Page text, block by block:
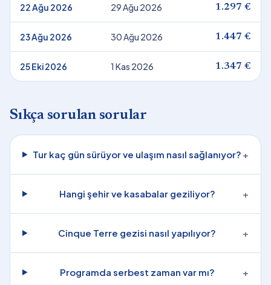
22 Ağu 2026 29 Ağu 2026 1.297 €
23 Ağu 2026 30 Ağu 2026 1.447 €
25 Eki 2026 1 Kas 2026 1.347 €
Sıkça sorulan sorular
Tur kaç gün sürüyor ve ulaşım nasıl sağlanıyor? +
Hangi şehir ve kasabalar geziliyor? +
Cinque Terre gezisi nasıl yapılıyor? +
Programda serbest zaman var mı? +